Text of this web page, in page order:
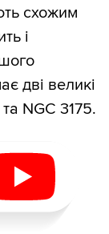
схожим
і
дві великі
NGC 3175.